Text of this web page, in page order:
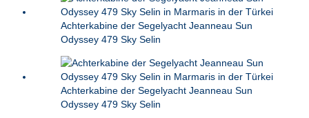
Achterkabine der Segelyacht Jeanneau Sun
Odyssey 479 Sky Selin
Achterkabine der Segelyacht Jeanneau Sun
Odyssey 479 Sky Selin